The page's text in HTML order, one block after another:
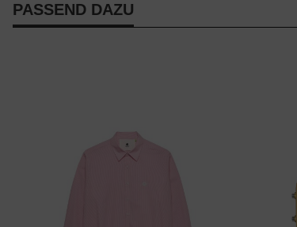
PASSEND DAZU